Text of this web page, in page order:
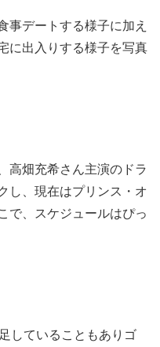
事デートする様子に加え
に出入りする様子を写真
高畑充希さん主演のドラ
し、現在はプリンス・オ
で、スケジュールはぴっ
していることもありゴ